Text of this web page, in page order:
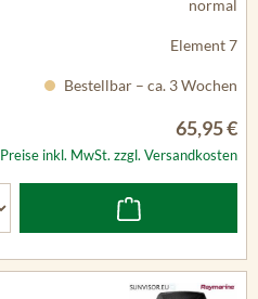
normal
Element 7
Bestellbar – ca. 3 Wochen
65,95 €
Preise inkl. MwSt. zzgl. Versandkosten